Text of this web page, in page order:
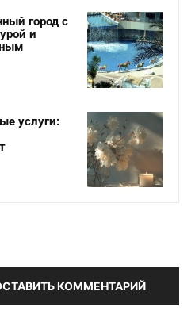
город с
и
услуги:
КОММЕНТАРИЙ